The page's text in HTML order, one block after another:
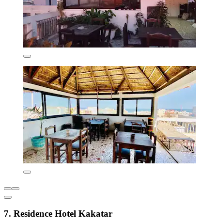
7. Residence Hotel Kakatar